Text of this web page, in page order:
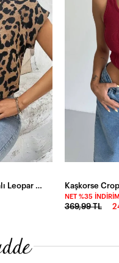
Kadın Kısa Kollu V Yakalı Leopar Desen Detaylı Viskon Bluz Kaşkorse
NET %35 İNDIRIM
369,99 TL